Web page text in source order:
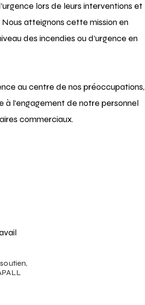
lors de leurs interventions et
Nous atteignons cette missionen
des incendies ou d’urgence en
au centre de nos préoccupations,
l’engagement de notre personnel
commerciaux.